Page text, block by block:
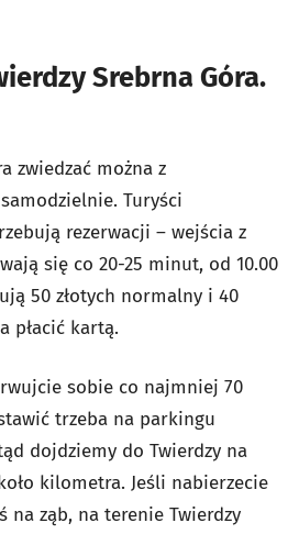
Srebrna Góra.
zwiedzać można z
Turyści
rezerwacji – wejścia z
się co 20-25 minut, od 10.00
50 złotych normalny i 40
płacić kartą.
sobie co najmniej 70
trzeba na parkingu
dojdziemy do Twierdzy na
kilometra. Jeśli nabierzecie
na ząb, na terenie Twierdzy